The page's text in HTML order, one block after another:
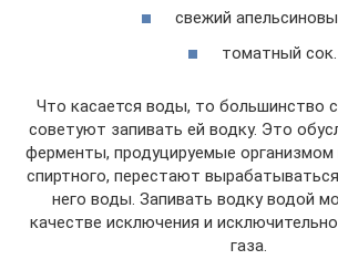
свежий
томатный сок.
Что касается воды, то большинство
советуют запивать ей водку. Это
ферменты, продуцируемые организмом
спиртного, перестают
него воды. Запивать водку водой
качестве исключения и
газа.